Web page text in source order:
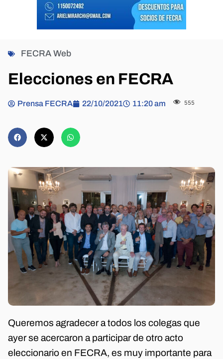
FECRA Web
Elecciones en FECRA
Prensa FECRA 22/10/2021 11:20 am 555
Queremos agradecer a todos los colegas que
ayer se acercaron a participar de otro acto
eleccionario en FECRA, es muy importante para